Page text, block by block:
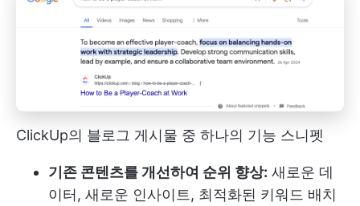
ClickUp의 블로그 게시물 중 하나의 기능 스니펫
기존 콘텐츠를 개선하여 순위 향상: 새로운 데
이터, 새로운 인사이트, 최적화된 키워드 배치